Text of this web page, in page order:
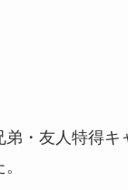
弟・友人特得キ